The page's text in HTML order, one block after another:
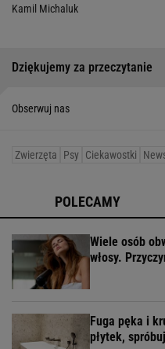
Kamil Michaluk
Dziękujemy za przeczytanie
Obserwuj nas
Zwierzęta Psy Ciekawostki
POLECAMY
Wiele osób
włosy.
Fuga pęka i
płytek,